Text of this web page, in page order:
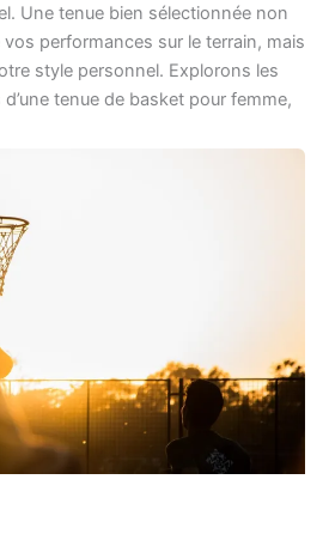
Une tenue bien sélectionnée non
performances sur le terrain, mais
style personnel. Explorons les
tenue de basket pour femme,